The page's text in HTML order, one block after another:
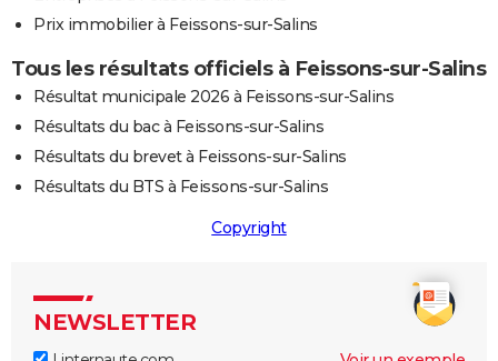
Prix immobilier à Feissons-sur-Salins
Tous les résultats officiels à Feissons-sur-Salins
Résultat municipale 2026 à Feissons-sur-Salins
Résultats du bac à Feissons-sur-Salins
Résultats du brevet à Feissons-sur-Salins
Résultats du BTS à Feissons-sur-Salins
Copyright
NEWSLETTER